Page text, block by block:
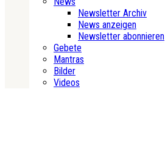
Newsletter Archiv
News anzeigen
Newsletter abonnieren
Gebete
Mantras
Bilder
Videos